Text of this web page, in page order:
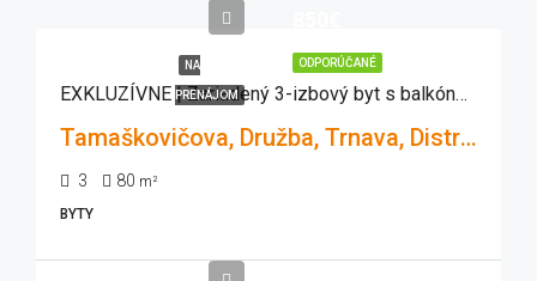
ODPORÚČANÉ
NA
PRENÁJOM EXKLUZÍVNE | Zariadený 3-izbový byt s balkónom | Tamaškovičova, Trnava
Tamaškovičova, Družba, Trnava, District of Trnava, Region of Trnava, 917 01, Slovakia
3 80 m²
BYTY